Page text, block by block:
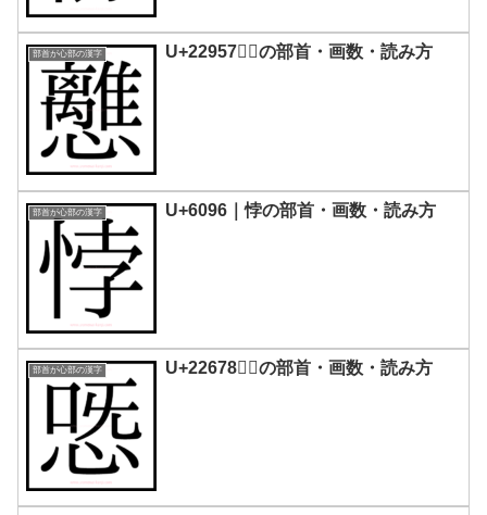
部首が心部の漢字 U+22957｜𢥗の部首・画数・読み方
部首が心部の漢字 U+6096｜悖の部首・画数・読み方
部首が心部の漢字 U+22678｜𢙸の部首・画数・読み方